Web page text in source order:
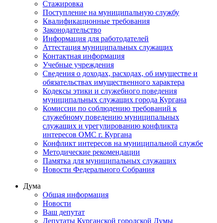
Стажировка
Поступление на муниципальную службу
Квалификационные требования
Законодательство
Информация для работодателей
Аттестация муниципальных служащих
Контактная информация
Учебные учреждения
Сведения о доходах, расходах, об имуществе и
обязательствах имущественного характера
Кодексы этики и служебного поведения
муниципальных служащих города Кургана
Комиссии по соблюдению требований к
служебному поведению муниципальных
служащих и урегулированию конфликта
интересов ОМС г. Кургана
Конфликт интересов на муниципальной службе
Методические рекомендации
Памятка для муниципальных служащих
Новости Федерального Cобрания
Дума
Общая информация
Новости
Ваш депутат
Депутаты Курганской городской Думы